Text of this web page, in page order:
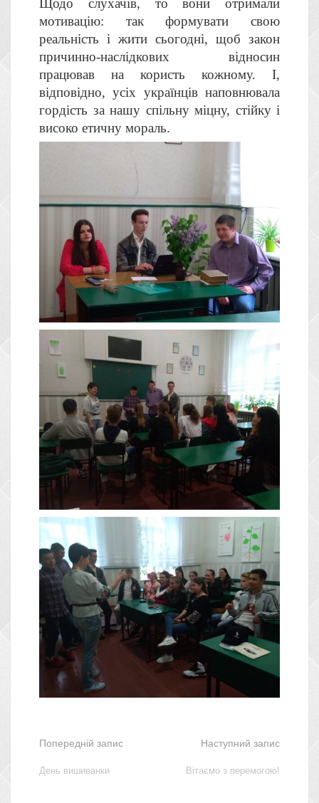
Щодо слухачів, то вони отримали
мотивацію: так формувати свою
реальність і жити сьогодні, щоб закон
причинно-наслідкових відносин
працював на користь кожному. І,
відповідно, усіх українців наповнювала
гордість за нашу спільну міцну, стійку і
високо етичну мораль.
Попередній запис
День вишиванки
Наступний запис
Вітаємо з перемогою!